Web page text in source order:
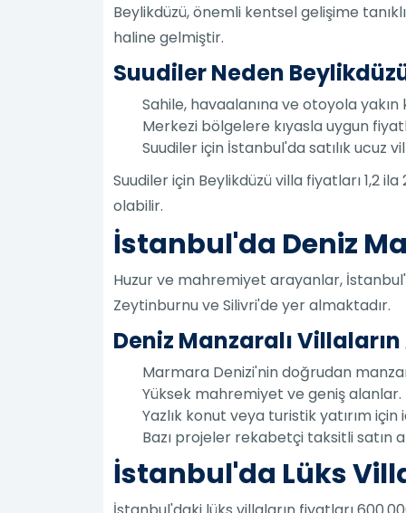
Beylikdüzü, önemli kentsel gelişime
haline gelmiştir.
Suudiler Neden
Sahile, havaalanına ve otoyola yakın
Merkezi bölgelere kıyasla uygun
Suudiler için İstanbul'da satılık ucuz
Suudiler için Beylikdüzü villa fiyatları 1,2
olabilir.
İstanbul'da Deniz
Huzur ve mahremiyet arayanlar,
Zeytinburnu ve Silivri'de yer almaktadır.
Deniz Manzaralı
Marmara Denizi'nin doğrudan
Yüksek mahremiyet ve geniş alanlar.
Yazlık konut veya turistik yatırım için
Bazı projeler rekabetçi taksitli satın
İstanbul'da Lüks